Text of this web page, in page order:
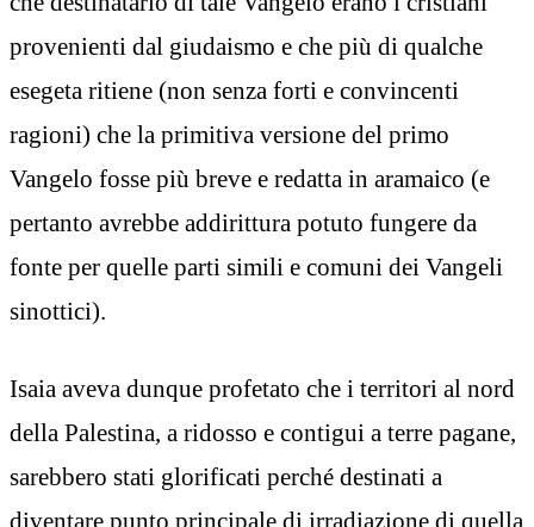
provenienti dal giudaismo e che più di qualche
esegeta ritiene (non senza forti e convincenti
ragioni) che la primitiva versione del primo
Vangelo fosse più breve e redatta in aramaico (e
pertanto avrebbe addirittura potuto fungere da
fonte per quelle parti simili e comuni dei Vangeli
sinottici).
Isaia aveva dunque profetato che i territori al nord
della Palestina, a ridosso e contigui a terre pagane,
sarebbero stati glorificati perché destinati a
diventare punto principale di irradiazione di quella